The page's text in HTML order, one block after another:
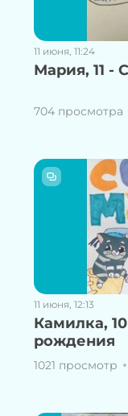
11 июня, 11:24
Мария, 11 -
704 просмотра
11 июня, 12:13
Камилка,
рождения
1021 просмотр